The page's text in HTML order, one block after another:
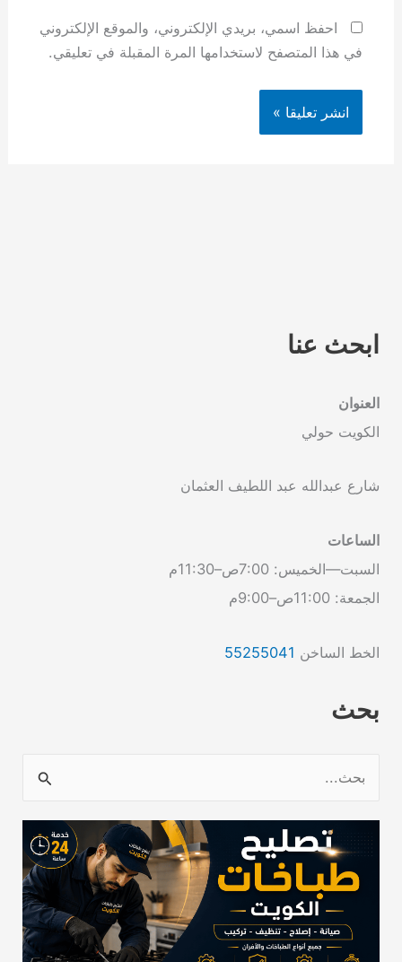
احفظ اسمي، بريدي الإلكتروني، والموقع الإلكتروني
في هذا المتصفح لاستخدامها المرة المقبلة في تعليقي.
ابحث عنا
العنوان
الكويت حولي
شارع عبدالله عبد اللطيف العثمان
الساعات
السبت—الخميس: 7:00ص–11:30م
الجمعة: 11:00ص–9:00م
الخط الساخن 55255041
بحث